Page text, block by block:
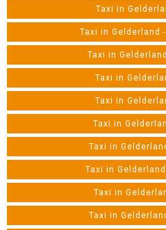
Taxi in
Taxi in Gelderland
Taxi in
Taxi in
Taxi in
Taxi in
Taxi in
Taxi in
Taxi in
Taxi in